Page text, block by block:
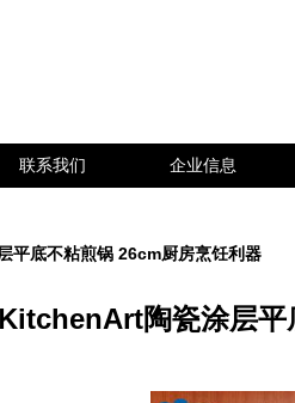
联系我们 企业信息
平底不粘煎锅 26cm厨房烹饪利器
陶瓷涂层